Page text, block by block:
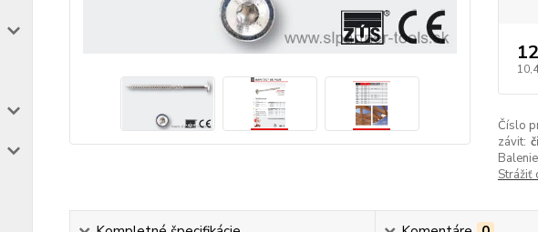
Číslo
závit:
Strážiť